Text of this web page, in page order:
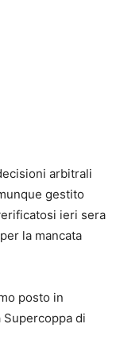
arbitrali
gestito
ieri sera
la mancata
posto in
di